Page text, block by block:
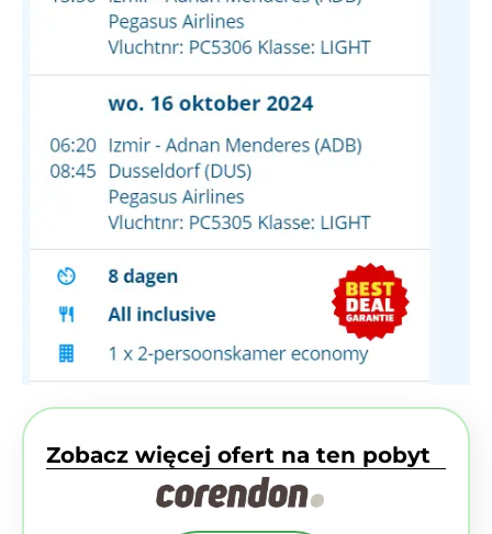
Zobacz więcej ofert na ten pobyt